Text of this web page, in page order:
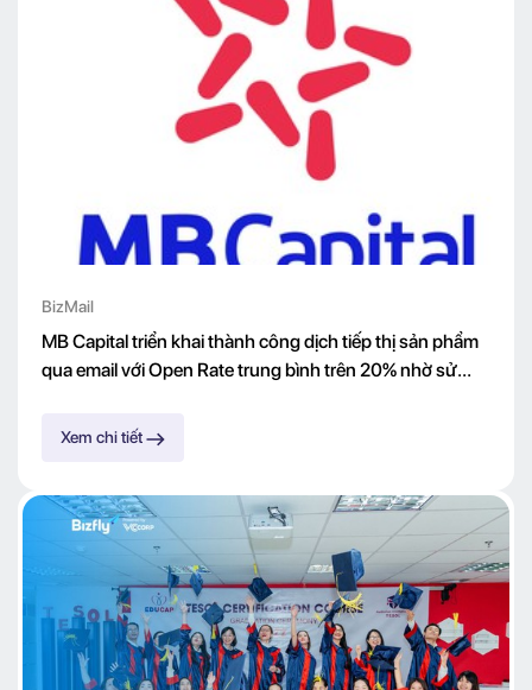
BizMail
MB Capital triển khai thành công dịch tiếp thị sản phẩm
qua email với Open Rate trung bình trên 20% nhờ sử
Xem chi tiết